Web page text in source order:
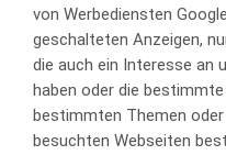
von Werbediensten
geschalteten Anzeigen,
die auch ein Interesse an
haben oder die
bestimmten Themen
besuchten Webseiten